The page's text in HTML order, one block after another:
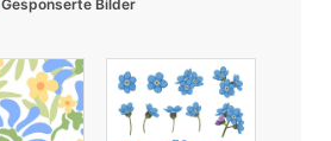
Gesponserte Bilder